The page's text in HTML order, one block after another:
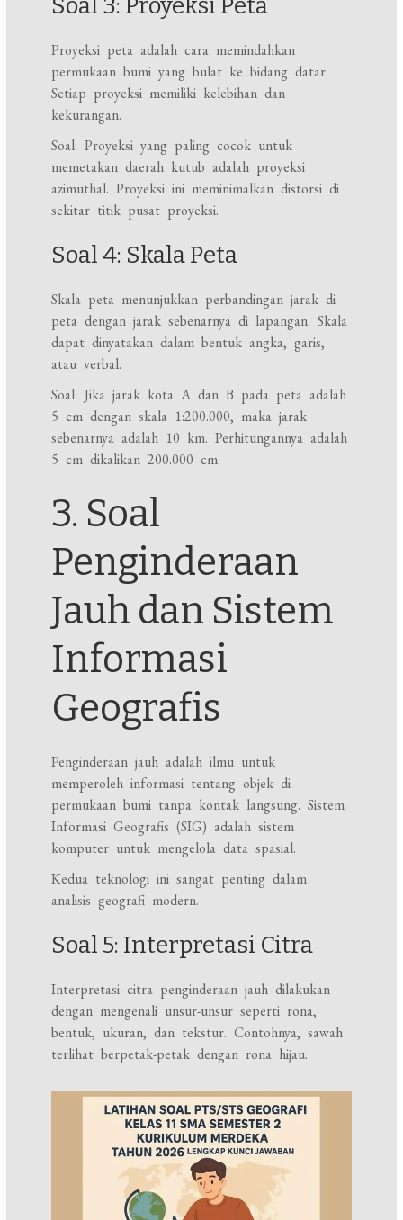
Soal 3: Proyeksi Peta
Proyeksi peta adalah cara memindahkan
permukaan bumi yang bulat ke bidang datar.
Setiap proyeksi memiliki kelebihan dan
kekurangan.
Soal: Proyeksi yang paling cocok untuk
memetakan daerah kutub adalah proyeksi
azimuthal. Proyeksi ini meminimalkan distorsi di
sekitar titik pusat proyeksi.
Soal 4: Skala Peta
Skala peta menunjukkan perbandingan jarak di
peta dengan jarak sebenarnya di lapangan. Skala
dapat dinyatakan dalam bentuk angka, garis,
atau verbal.
Soal: Jika jarak kota A dan B pada peta adalah
5 cm dengan skala 1:200.000, maka jarak
sebenarnya adalah 10 km. Perhitungannya adalah
5 cm dikalikan 200.000 cm.
3. Soal
Penginderaan
Jauh dan Sistem
Informasi
Geografis
Penginderaan jauh adalah ilmu untuk
memperoleh informasi tentang objek di
permukaan bumi tanpa kontak langsung. Sistem
Informasi Geografis (SIG) adalah sistem
komputer untuk mengelola data spasial.
Kedua teknologi ini sangat penting dalam
analisis geografi modern.
Soal 5: Interpretasi Citra
Interpretasi citra penginderaan jauh dilakukan
dengan mengenali unsur-unsur seperti rona,
bentuk, ukuran, dan tekstur. Contohnya, sawah
terlihat berpetak-petak dengan rona hijau.